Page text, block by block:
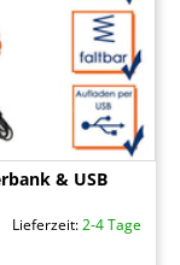
& USB
Lieferzeit:2-4 Tage